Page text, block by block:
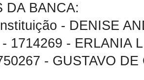
DA BANCA:
- DENISE
1714269 - ERLANIA
- GUSTAVO